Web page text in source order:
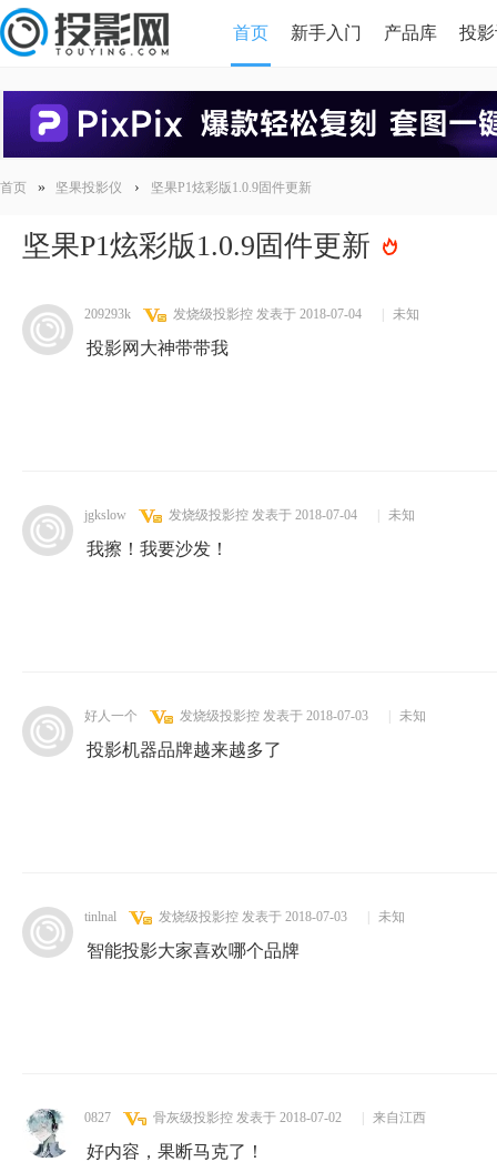
首页 新手入门 产品库 投
首页 » 坚果投影仪 › 坚果P1炫彩版1.0.9固件更新
坚果P1炫彩版1.0.9固件更新
209293k 发烧级投影控 发表于 2018-07-04 未知
投影网大神带带我
jgkslow 发烧级投影控 发表于 2018-07-04 未知
我擦！我要沙发！
好人一个 发烧级投影控 发表于 2018-07-03 未知
投影机器品牌越来越多了
tinlnal 发烧级投影控 发表于 2018-07-03 未知
智能投影大家喜欢哪个品牌
0827 骨灰级投影控 发表于 2018-07-02 来自江西
好内容，果断马克了！